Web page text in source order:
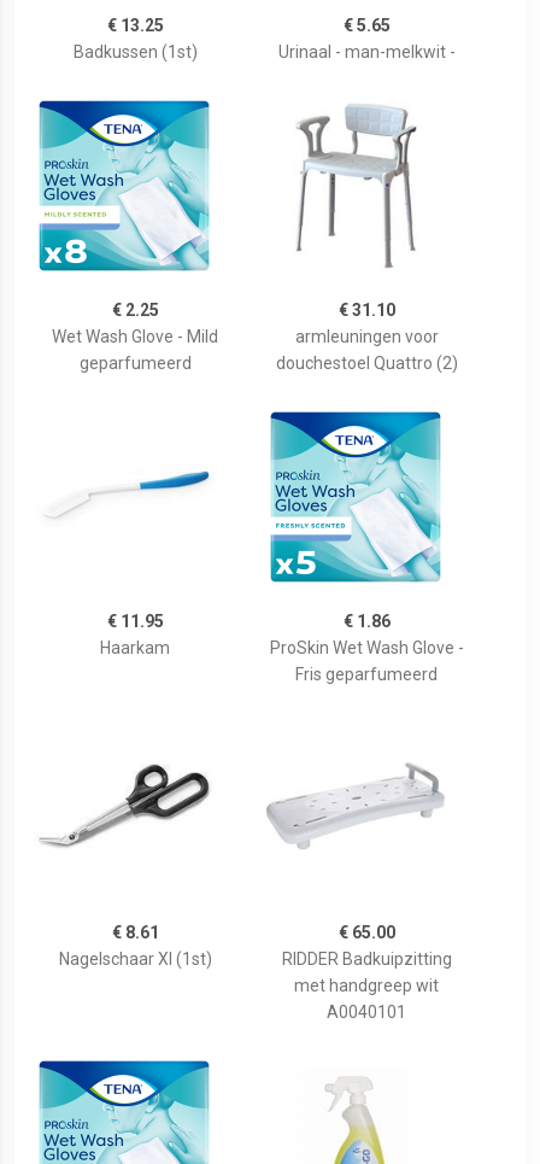
€ 13.25
Badkussen (1st)
€ 5.65
Urinaal - man-melkwit -
€ 2.25
Wet Wash Glove - Mild
geparfumeerd
€ 31.10
armleuningen voor
douchestoel Quattro (2)
€ 11.95
Haarkam
€ 1.86
ProSkin Wet Wash Glove -
Fris geparfumeerd
€ 8.61
Nagelschaar Xl (1st)
€ 65.00
RIDDER Badkuipzitting
met handgreep wit
A0040101